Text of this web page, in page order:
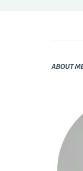
ABOUT